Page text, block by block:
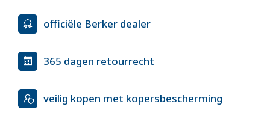
officiële Berker dealer
365 dagen retourrecht
veilig kopen met kopersbescherming